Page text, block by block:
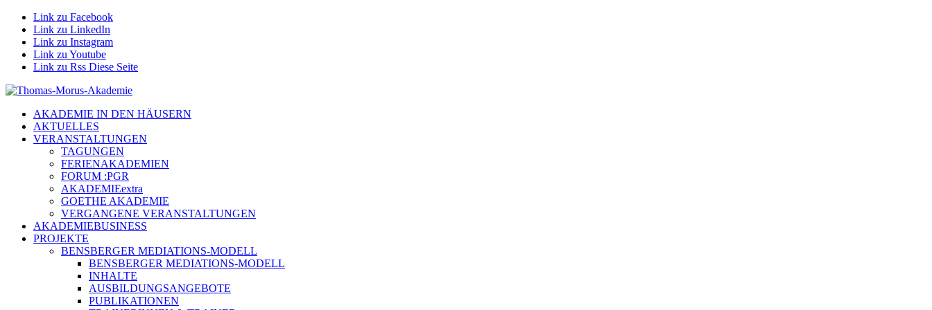
Link zu Facebook
Link zu LinkedIn
Link zu Instagram
Link zu Youtube
Link zu Rss Diese Seite
AKADEMIE IN DEN HÄUSERN
AKTUELLES
VERANSTALTUNGEN
TAGUNGEN
FERIENAKADEMIEN
FORUM :PGR
AKADEMIEextra
GOETHE AKADEMIE
VERGANGENE VERANSTALTUNGEN
AKADEMIEBUSINESS
PROJEKTE
BENSBERGER MEDIATIONS-MODELL
BENSBERGER MEDIATIONS-MODELL
INHALTE
AUSBILDUNGSANGEBOTE
PUBLIKATIONEN